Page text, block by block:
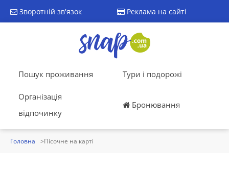
Зворотній зв'язок Реклама на сайті
Пошук проживання Тури і подорожі
Організація
відпочинку
Бронювання
Головна Пісочне на карті